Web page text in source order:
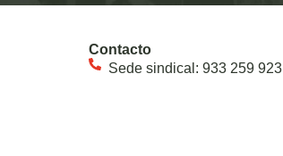
Contacto
Sede sindical: 933 259 923